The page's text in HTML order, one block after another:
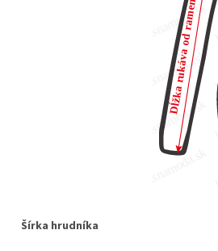
Šírka hrudníka